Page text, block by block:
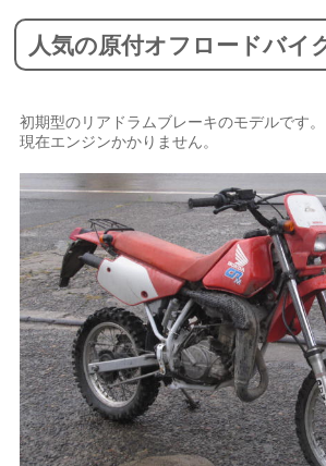
人気の原付オフロードバイ
初期型のリアドラムブレーキのモデルです。
現在エンジンかかりません。